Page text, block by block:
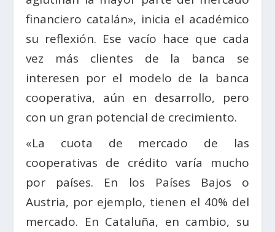
financiero catalán», inicia el académico
su reflexión. Ese vacío hace que cada
vez más clientes de la banca se
interesen por el modelo de la banca
cooperativa, aún en desarrollo, pero
con un gran potencial de crecimiento.
«La cuota de mercado de las
cooperativas de crédito varía mucho
por países. En los Países Bajos o
Austria, por ejemplo, tienen el 40% del
mercado. En Cataluña, en cambio, su